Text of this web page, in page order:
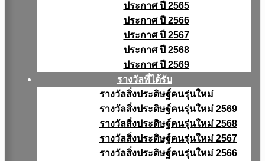
ประกาศ ปี 2565
ประกาศ ปี 2566
ประกาศ ปี 2567
ประกาศ ปี 2568
ประกาศ ปี 2569
รางวัลที่ได้รับ
รางวัลสิ่งประดิษฐ์คนรุ่นใหม่
รางวัลสิ่งประดิษฐ์คนรุ่นใหม่ 2569
รางวัลสิ่งประดิษฐ์คนรุ่นใหม่ 2568
รางวัลสิ่งประดิษฐ์คนรุ่นใหม่ 2567
รางวัลสิ่งประดิษฐ์คนรุ่นใหม่ 2566